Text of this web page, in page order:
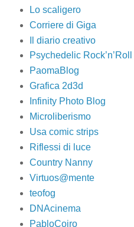
Lo scaligero
Corriere di Giga
Il diario creativo
Psychedelic Rock’n’Roll
PaomaBlog
Grafica 2d3d
Infinity Photo Blog
Microliberismo
Usa comic strips
Riflessi di luce
Country Nanny
Virtuos@mente
teofog
DNAcinema
PabloCoiro